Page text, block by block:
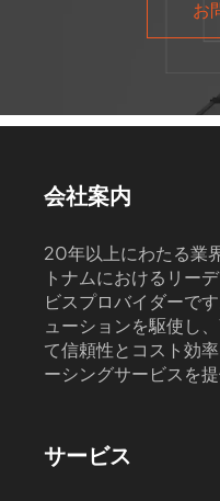
お
会社案内
20年以上にわたる業
トナムにおけるリー
ビスプロバイダーで
ューションを駆使し
て信頼性とコスト効
ーシングサービスを
サービス